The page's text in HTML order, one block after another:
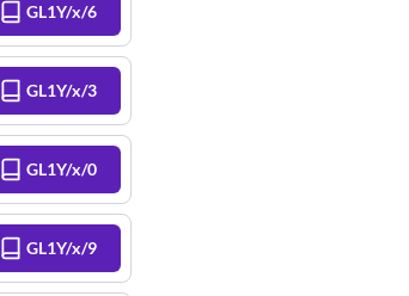
GL1Y/x/6
GL1Y/x/3
GL1Y/x/0
GL1Y/x/9